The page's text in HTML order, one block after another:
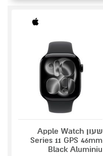
שעון Apple Watch
Series 11 GPS 46mm
Black Aluminiu